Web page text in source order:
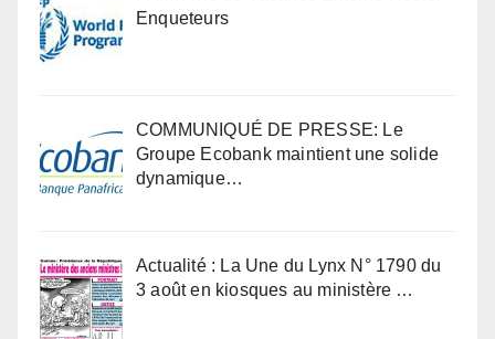
Enqueteurs
COMMUNIQUÉ DE PRESSE: Le
Groupe Ecobank maintient une solide
dynamique…
Actualité : La Une du Lynx N° 1790 du
3 août en kiosques au ministère …